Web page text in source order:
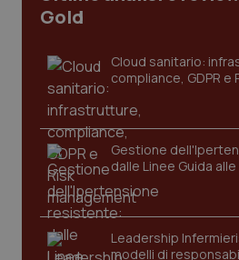
Vaccini
Gold
Cloud sanitario:
compliance, GDPR e
Gestione
dalle Linee Guida
Leadership
modelli di
sito web abilitandone funzionalità
funzionare correttamente senza
Nome
VISITOR_PRIVACY_METADATA